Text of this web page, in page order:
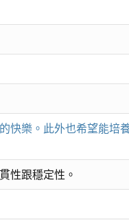
快樂。此外也希望能培
性跟穩定性。